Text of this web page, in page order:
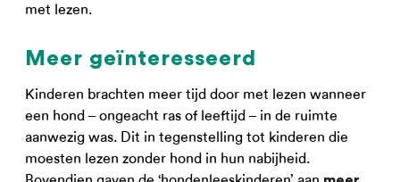
met lezen.
Meer geïnteresseerd
Kinderen brachten meer tijd door met lezen wanneer
een hond – ongeacht ras of leeftijd – in de ruimte
aanwezig was. Dit in tegenstelling tot kinderen die
moesten lezen zonder hond in hun nabijheid.